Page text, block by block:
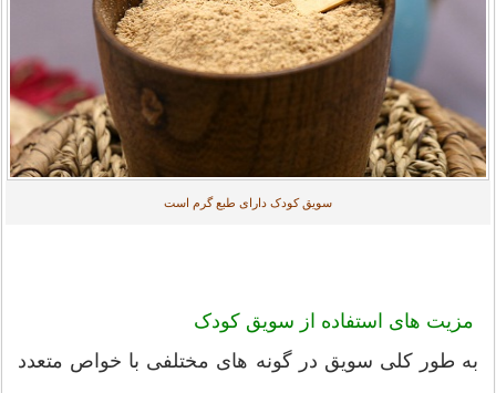
سویق کودک دارای طبع گرم است
مزیت های استفاده از سویق کودک
به طور کلی سویق در گونه های مختلفی با خواص متعدد